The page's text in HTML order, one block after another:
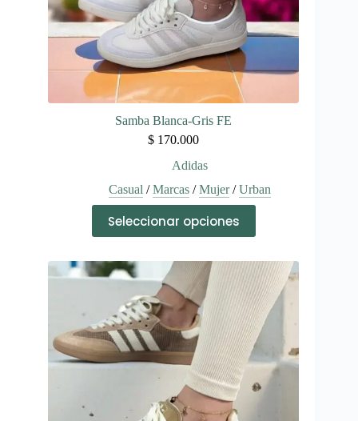
producto
Samba Blanca-Gris FE
$ 170.000
Adidas
Casual /Marcas/Mujer/Urban
Seleccionar opciones
producto
tiene
variantes.
opciones
se
pueden
elegir
en
la
página
de
producto